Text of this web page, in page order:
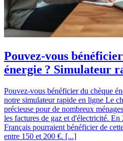
Pouvez-vous
énergie ? Simulateur
Pouvez-vous bénéficier du chèque
notre simulateur rapide en ligne Le
précieuse pour de nombreux
les factures de gaz et d'électricité.
Français pourraient bénéficier de
entre 150 et 200 €. [...]